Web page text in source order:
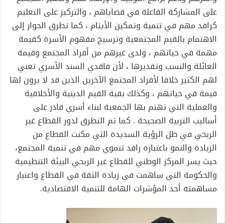
على المشاركة الفاعلة في قضاياهم ، والتركيز على التعليم
كرافد مهم في تنمية وتمكين الأيتام ، كما تطرق الحوار إلى
الاهتمام بالقيم المجتمعية وترسيخ مفهوم الأسرة كقيمة
مهمة في حياتهم ، ولدى غيرهم من أفراد المجتمع وقيمة
العائلة والنسب وتقديرها ، لأن فاقدي السند الأسري تعني
لهم الكثير خلافا لأفراد المجتمع الآخرين الذين قد لا يرون لها
قيمة في حياتهم ، وكذلك بقية القيم الدينية والأخلاقية
والعملية التي تهتم بها الجمعية لبناء أسري قادر على
أساليب التربية الصحيحة . كما تم التطرق لدور القطاع غير
الربحي في ظل الرؤية السديدة التي مكنت القطاع من
الزيادة والنمو باعتباره رافد تنموي مهم في تنمية المجتمع،
حيث يسر المركز الوطني للقطاع غير الربحي البيئة التنظيمية
والحكومة التي ساهمت في زيادة الثقة في القطاع واعتبار
مساهمته أحد المؤشرات الهامة للتنمية الاقتصادية.